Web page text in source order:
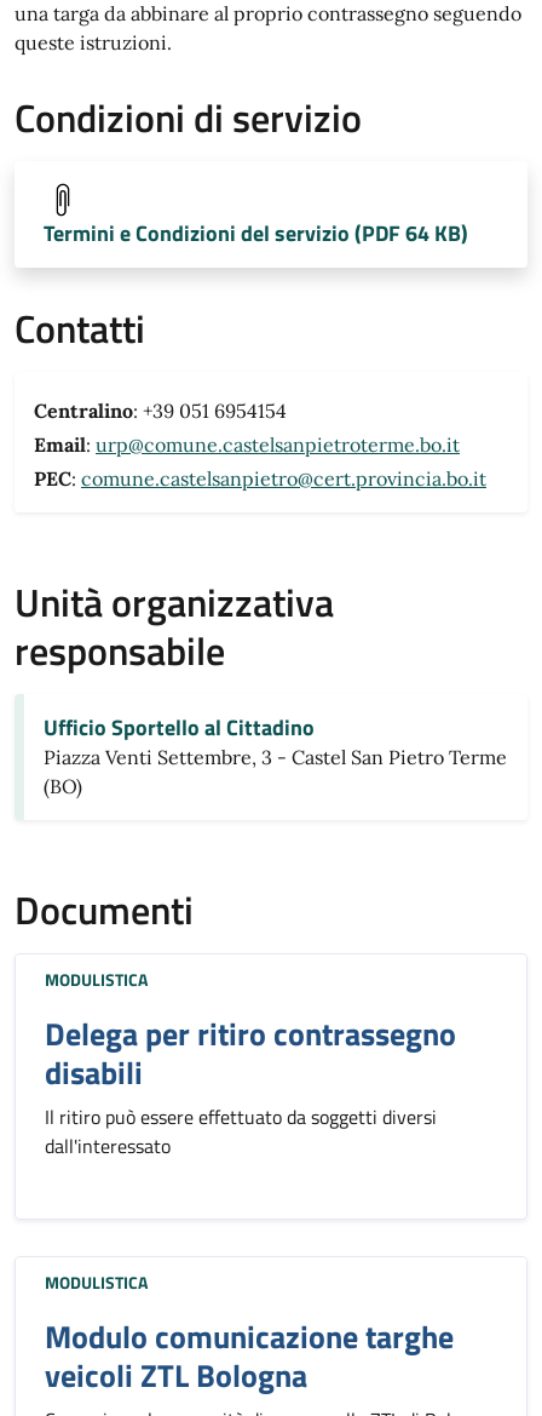
una targa da abbinare al proprio contrassegno seguendo
queste istruzioni.
Condizioni di servizio
Termini e Condizioni del servizio (PDF 64 KB)
Contatti
Centralino: +39 051 6954154
Email: urp@comune.castelsanpietroterme.bo.it
PEC: comune.castelsanpietro@cert.provincia.bo.it
Unità organizzativa
responsabile
Ufficio Sportello al Cittadino
Piazza Venti Settembre, 3 - Castel San Pietro Terme
(BO)
Documenti
MODULISTICA
Delega per ritiro contrassegno
disabili
Il ritiro può essere effettuato da soggetti diversi
dall'interessato
MODULISTICA
Modulo comunicazione targhe
veicoli ZTL Bologna